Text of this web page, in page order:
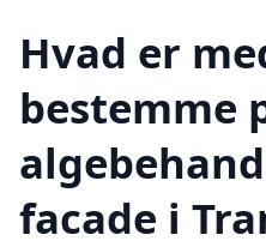
Hvad er
bestemme
facade i